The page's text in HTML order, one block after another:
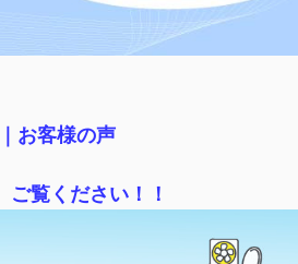
お客様の声
覧ください！！